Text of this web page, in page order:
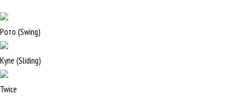
Рото (Swing)
Купе (Sliding)
Twice